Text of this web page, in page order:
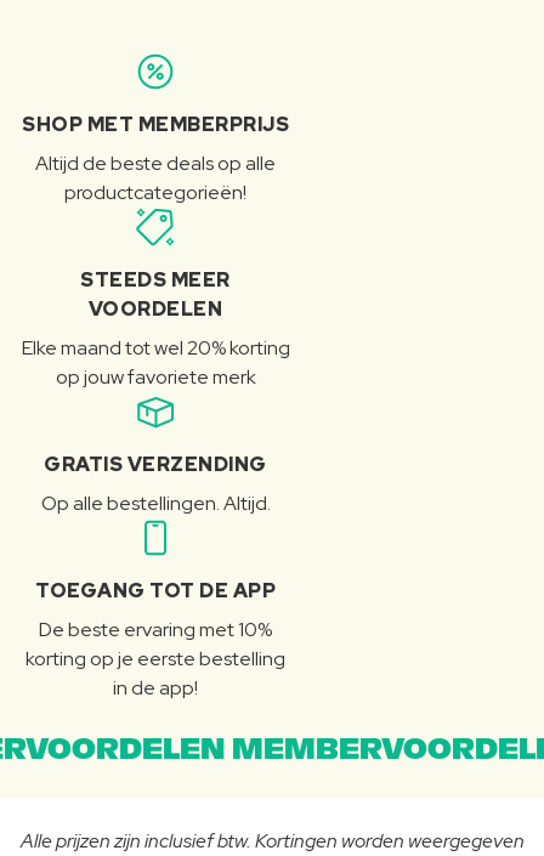
SHOP MET MEMBERPRIJS
Altijd de beste deals op alle
productcategorieën!
STEEDS MEER
VOORDELEN
Elke maand tot wel 20% korting
op jouw favoriete merk
GRATIS VERZENDING
Op alle bestellingen. Altijd.
TOEGANG TOT DE APP
De beste ervaring met 10%
korting op je eerste bestelling
in de app!
Alle prijzen zijn inclusief btw. Kortingen worden weergegeven